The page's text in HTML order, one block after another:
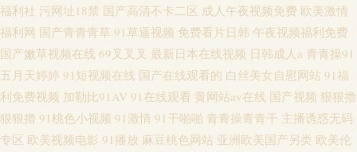
福利社 污网址18禁 国产高清不卡二区 成人午夜视频免费 欧美激情
福利网 国产青青青草 91草逼视频 免费看片日韩 午夜视频福利免费
国产嫩草视频在线 69叉叉叉 最新日本在线视频 日韩成人a 青青操91
五月天婷婷 91短视频在线 国产在线观看的 白丝美女自慰网站 91福
利免费视频 加勒比91AV 91在线观看 黄网站av在线 国产视频 狠狠擼
狠狠擼 91桃色小视频 91激情 91干啪啪 青青操青青干 主播诱惑无码
专区 欧美视频电影 91播放 麻豆桃色网站 亚洲欧美国产另类 欧美伦